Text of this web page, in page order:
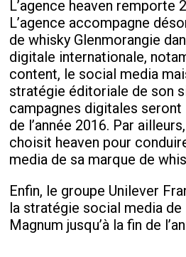
L’agence heaven remporte
L’agence accompagne
de whisky Glenmorangie
digitale internationale,
content, le social media
stratégie éditoriale de son
campagnes digitales seront
de l’année 2016. Par
choisit heaven pour
media de sa marque de
Enfin, le groupe Unilever
la stratégie social media de
Magnum jusqu’à la fin de